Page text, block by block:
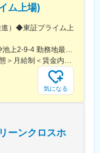
ム上場)
進）◆東証プライム上
＜勤務地詳細＞本社住所：東京都大田区仲池上2-9-4 勤務地最寄駅：都営浅草線線／西馬込駅受動喫煙対策：屋内全面禁煙変更の範囲：会社の定める事業所
＜予定年収＞513万円～746万円＜賃金形態＞月給制＜賃金内訳＞月額（基本給）：250,730円～365,589円その他固定手当/月：15,300円～22,300円＜月給＞266,030円～387,889円＜昇給有無＞有＜残業手当＞有＜給与補足＞■その他固定手当：一律住宅手当1万5300円～2万2300円（居住地に応じて変動）■賞与：5.5ヵ月 ※直近実績■海外駐在員の場合は、赴任国によって給与水準が異なり、手当や待遇面も規程に準ずる形で追加されます。賃金はあくまでも目安の金額であり、選考を通じて上下する可能性があります。月給(月額)は固定手当を含めた表記です。
気になる
ーンクロスホ